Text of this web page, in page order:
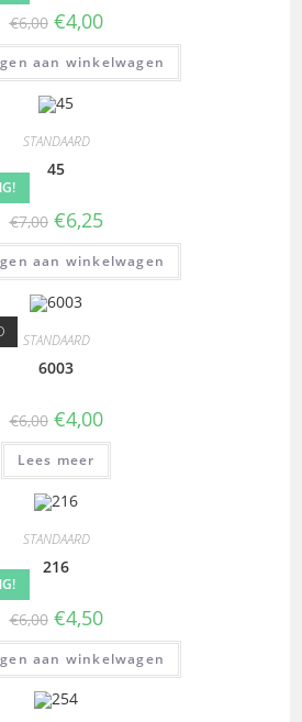
€6,00 €4,00
aan winkelwagen
STANDAARD
45
€7,00 €6,25
aan winkelwagen
STANDAARD
6003
€6,00 €4,00
Lees meer
STANDAARD
216
€6,00 €4,50
aan winkelwagen